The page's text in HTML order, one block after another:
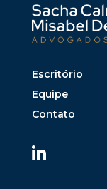
Escritório
Equipe
Contato